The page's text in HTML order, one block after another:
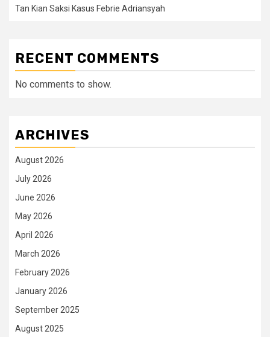
Tan Kian Saksi Kasus Febrie Adriansyah
RECENT COMMENTS
No comments to show.
ARCHIVES
August 2026
July 2026
June 2026
May 2026
April 2026
March 2026
February 2026
January 2026
September 2025
August 2025